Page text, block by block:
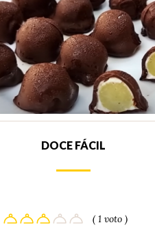
DOCE FÁCIL
( 1 voto )